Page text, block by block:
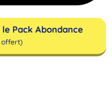
Pack Abondance
offert)